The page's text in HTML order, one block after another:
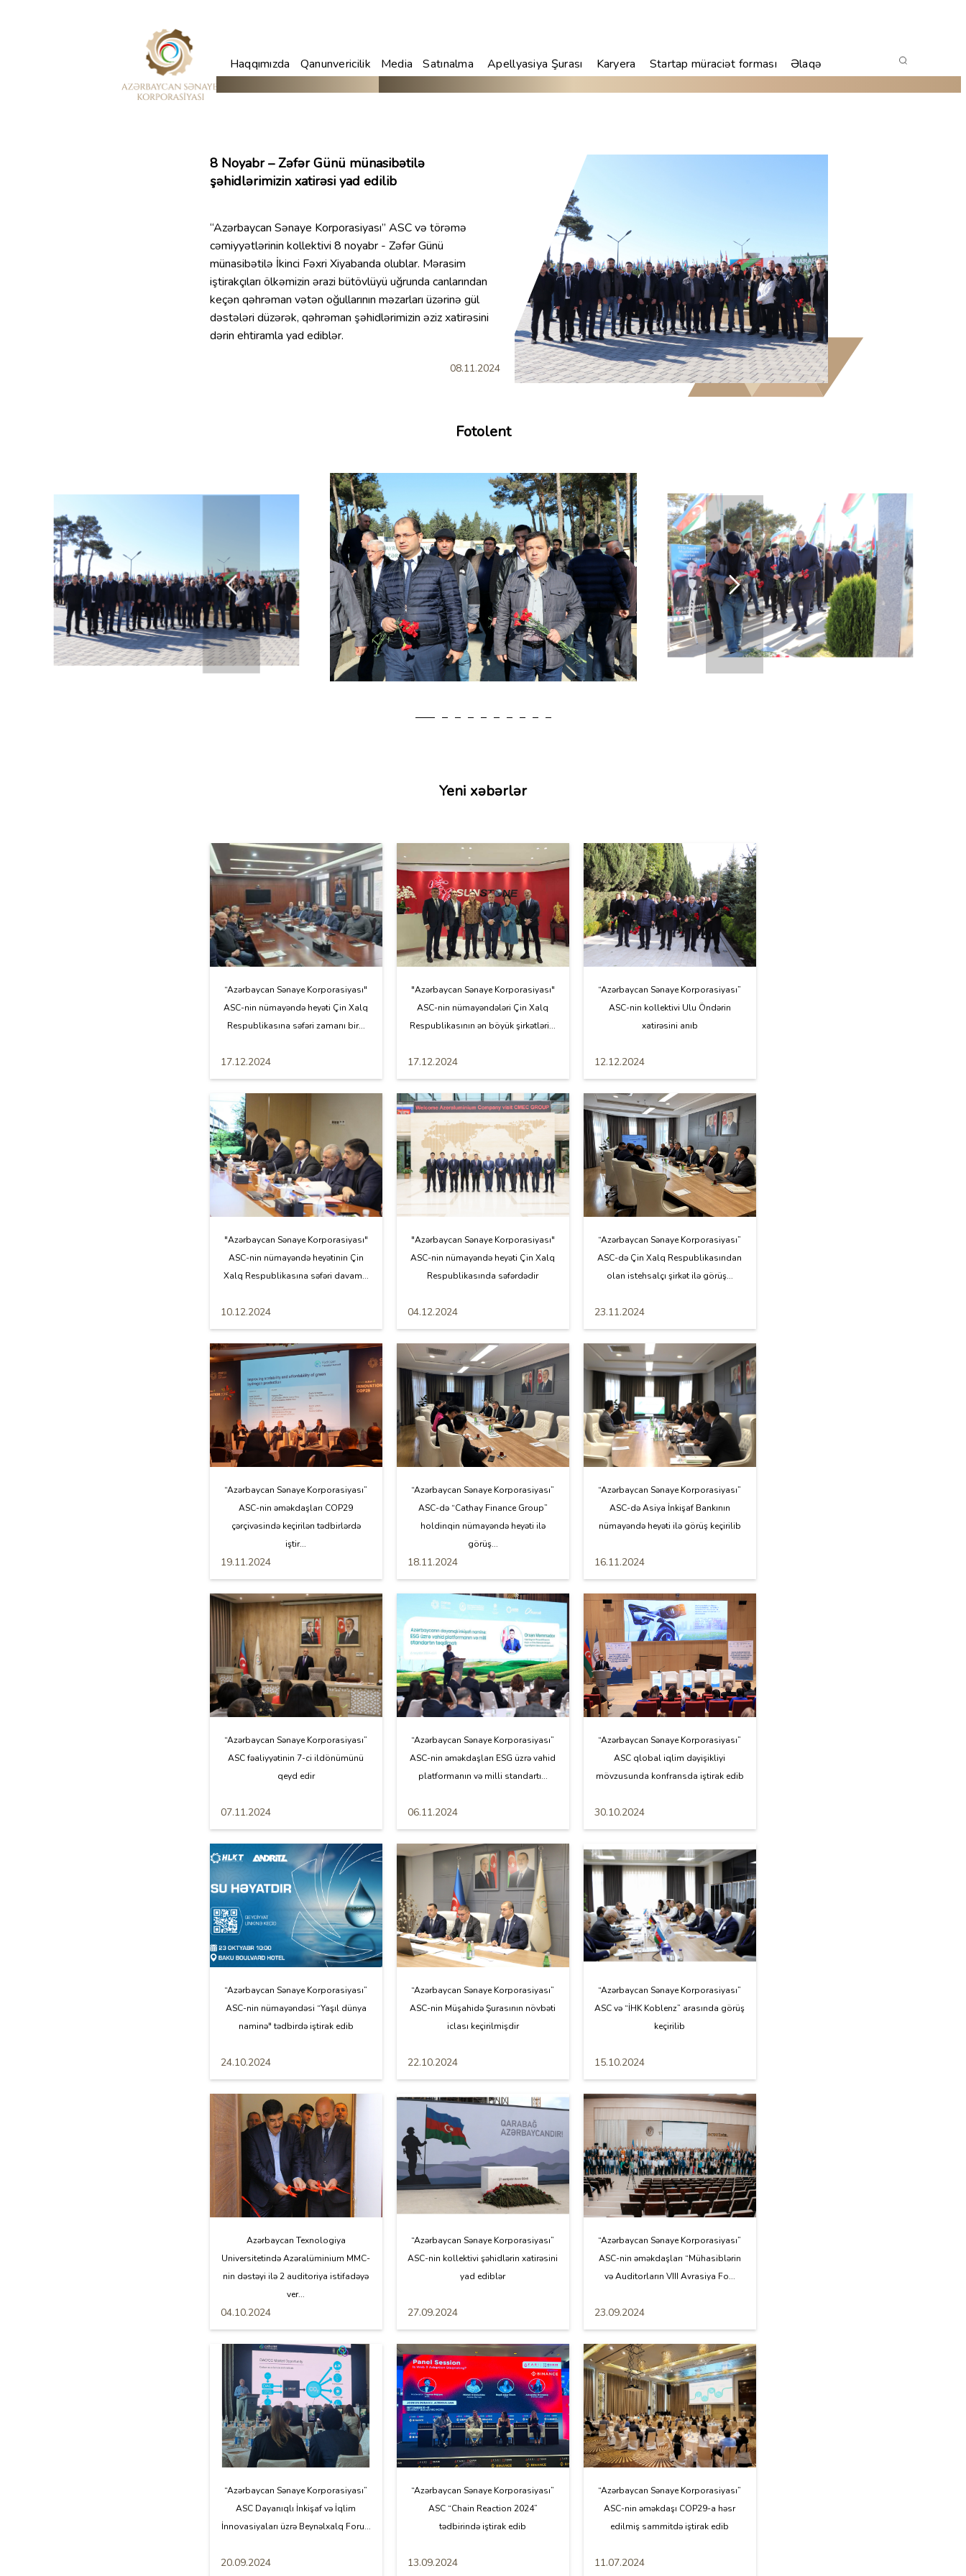
Haqqımızda Qanunvericilik Media Satınalma Apellyasiya Şurası Karyera Startap müraciət forması Əlaqə
8 Noyabr – Zəfər Günü münasibətilə
şəhidlərimizin xatirəsi yad edilib
“Azərbaycan Sənaye Korporasiyası” ASC və törəmə
cəmiyyətlərinin kollektivi 8 noyabr - Zəfər Günü
münasibətilə İkinci Fəxri Xiyabanda olublar. Mərasim
iştirakçıları ölkəmizin ərazi bütövlüyü uğrunda canlarından
keçən qəhrəman vətən oğullarının məzarları üzərinə gül
dəstələri düzərək, qəhrəman şəhidlərimizin əziz xatirəsini
dərin ehtiramla yad ediblər.
08.11.2024
Fotolent
Yeni xəbərlər
“Azərbaycan Sənaye Korporasiyası"
ASC-nin nümayəndə heyəti Çin Xalq
Respublikasına səfəri zamanı bir...
17.12.2024
"Azərbaycan Sənaye Korporasiyası"
ASC-nin nümayəndələri Çin Xalq
Respublikasının ən böyük şirkətləri...
17.12.2024
“Azərbaycan Sənaye Korporasiyası”
ASC-nin kollektivi Ulu Öndərin
xatirəsini anıb
12.12.2024
"Azərbaycan Sənaye Korporasiyası"
ASC-nin nümayəndə heyətinin Çin
Xalq Respublikasına səfəri davam...
10.12.2024
"Azərbaycan Sənaye Korporasiyası"
ASC-nin nümayəndə heyəti Çin Xalq
Respublikasında səfərdədir
04.12.2024
“Azərbaycan Sənaye Korporasiyası”
ASC-də Çin Xalq Respublikasından
olan istehsalçı şirkət ilə görüş...
23.11.2024
“Azərbaycan Sənaye Korporasiyası”
ASC-nin əməkdaşları COP29
çərçivəsində keçirilən tədbirlərdə
iştir...
19.11.2024
“Azərbaycan Sənaye Korporasiyası”
ASC-də “Cathay Finance Group”
holdinqin nümayəndə heyəti ilə
görüş...
18.11.2024
“Azərbaycan Sənaye Korporasiyası”
ASC-də Asiya İnkişaf Bankının
nümayəndə heyəti ilə görüş keçirilib
16.11.2024
“Azərbaycan Sənaye Korporasiyası”
ASC fəaliyyətinin 7-ci ildönümünü
qeyd edir
07.11.2024
“Azərbaycan Sənaye Korporasiyası”
ASC-nin əməkdaşları ESG üzrə vahid
platformanın və milli standartı...
06.11.2024
“Azərbaycan Sənaye Korporasiyası”
ASC qlobal iqlim dəyişikliyi
mövzusunda konfransda iştirak edib
30.10.2024
“Azərbaycan Sənaye Korporasiyası”
ASC-nin nümayəndəsi “Yaşıl dünya
naminə" tədbirdə iştirak edib
24.10.2024
“Azərbaycan Sənaye Korporasiyası”
ASC-nin Müşahidə Şurasının növbəti
iclası keçirilmişdir
22.10.2024
“Azərbaycan Sənaye Korporasiyası”
ASC və “İHK Koblenz” arasında görüş
keçirilib
15.10.2024
Azərbaycan Texnologiya
Universitetində Azəralüminium MMC-
nin dəstəyi ilə 2 auditoriya istifadəyə
ver...
04.10.2024
“Azərbaycan Sənaye Korporasiyası”
ASC-nin kollektivi şəhidlərin xatirəsini
yad ediblər
27.09.2024
“Azərbaycan Sənaye Korporasiyası”
ASC-nin əməkdaşları “Mühasiblərin
və Auditorların VIII Avrasiya Fo...
23.09.2024
“Azərbaycan Sənaye Korporasiyası”
ASC Dayanıqlı İnkişaf və İqlim
İnnovasiyaları üzrə Beynəlxalq Foru...
20.09.2024
“Azərbaycan Sənaye Korporasiyası”
ASC “Chain Reaction 2024”
tədbirində iştirak edib
13.09.2024
“Azərbaycan Sənaye Korporasiyası”
ASC-nin əməkdaşı COP29-a həsr
edilmiş sammitdə iştirak edib
11.07.2024